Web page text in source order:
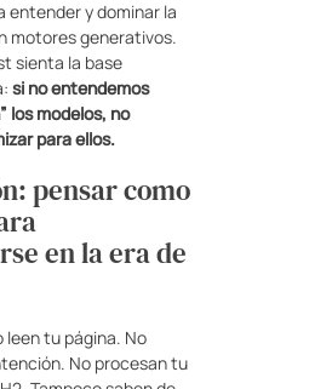
entender y dominar la
motores generativos.
sienta la base
si no entendemos
los modelos, no
para ellos.
pensar como
en la era de
leen tu página. No
No procesan tu